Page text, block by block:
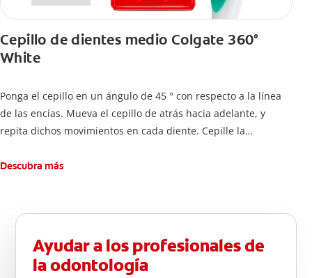
Cepillo de dientes medio Colgate 360°
White
Ponga el cepillo en un ángulo de 45 ° con respecto a la línea
de las encías. Mueva el cepillo de atrás hacia adelante, y
repita dichos movimientos en cada diente. Cepille la
atrás hacia adelante. Cepille la superficie masticatoria (parte
atrás, arriba y abajo, en la parte superior e inferior. No se
olvide de cepillar la lengua para quitar el mal olor causado
por las bacterias.
Descubra más
Ayudar a los profesionales de
la odontología